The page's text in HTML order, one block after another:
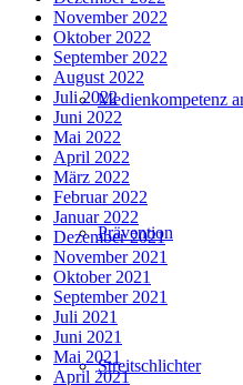
Medienkompetenz
Prävention
Streitschlichter
November 2022
Oktober 2022
September 2022
August 2022
Juli 2022
Juni 2022
Mai 2022
April 2022
März 2022
Februar 2022
Januar 2022
Dezember 2021
November 2021
Oktober 2021
September 2021
Juli 2021
Juni 2021
Mai 2021
April 2021